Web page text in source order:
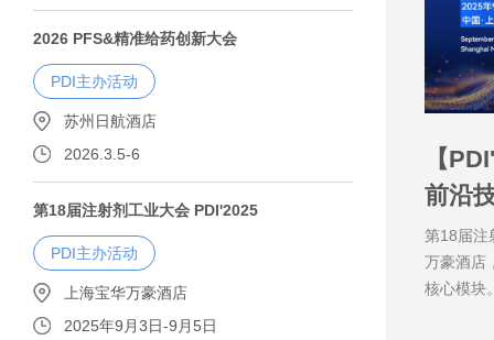
【
前沿
第18届注
万豪酒店
核心模块
2026 PFS&精准给药创新大会
PDI主办活动
苏州日航酒店
2026.3.5-6
第18届注射剂工业大会 PDI'2025
PDI主办活动
上海宝华万豪酒店
2025年9月3日-9月5日